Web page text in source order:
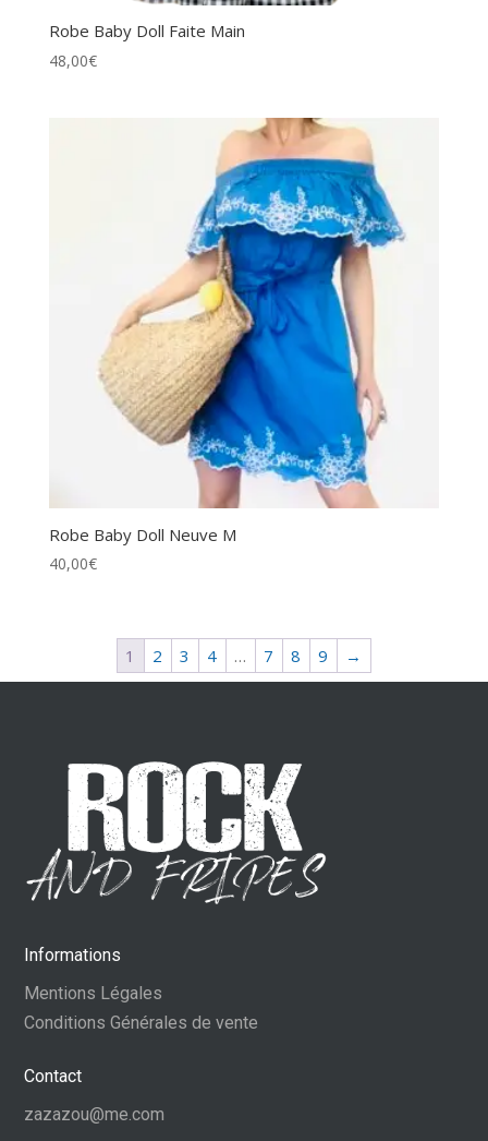
Robe Baby Doll Faite Main
48,00€
Robe Baby Doll Neuve M
40,00€
1 2 3 4 … 7 8 9 →
Informations
Mentions Légales
Conditions Générales de vente
Contact
zazazou@me.com